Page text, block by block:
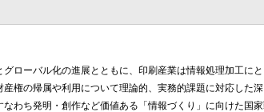
ローバル化の進展とともに、印刷産業は情報処理加工に
産権の帰属や利用について理論的、実務的課題に対応した
わち発明・創作など価値ある「情報づくり」に向けた国